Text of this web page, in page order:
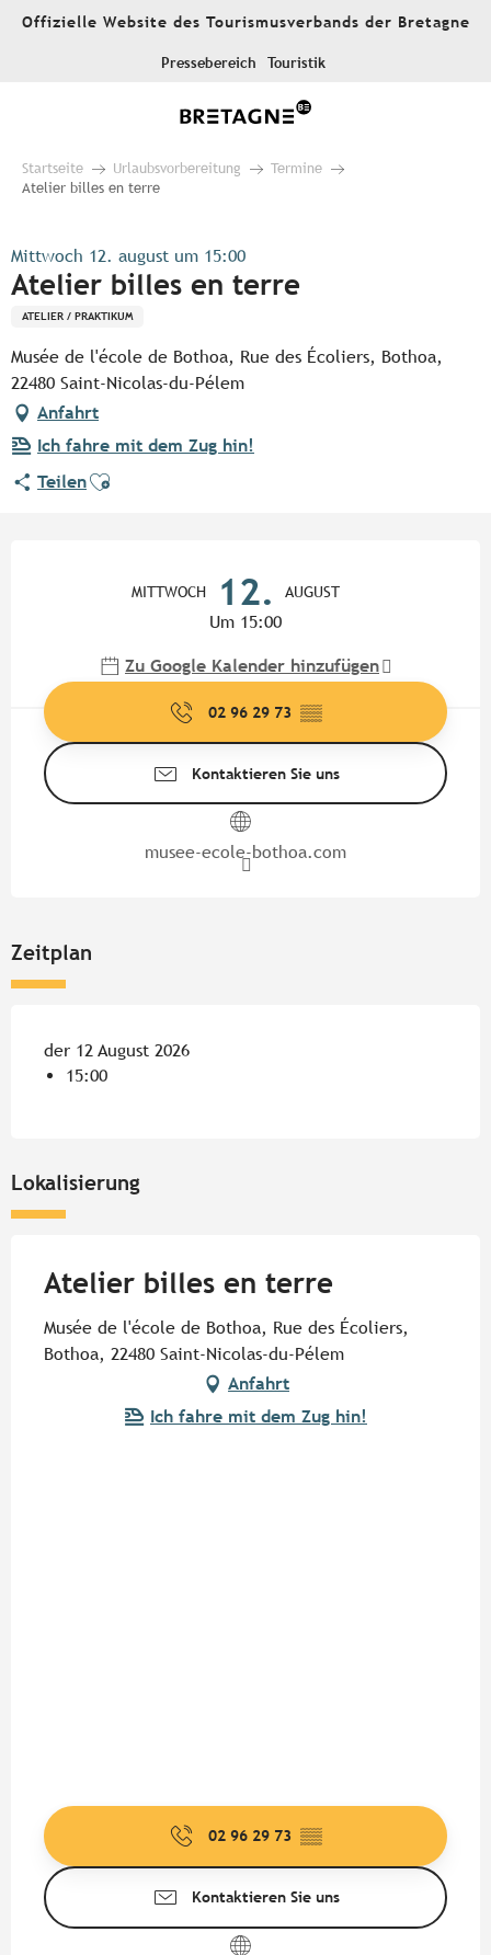
AllerOffizielle Website des Tourismusverbands der Bretagne
Pressebereich Touristik
Startseite Urlaubsvorbereitung
Termine
Atelier billes en terre
Mittwoch 12. august um 15:00
Atelier billes en terre
ATELIER / PRAKTIKUM
Musée de l'école de Bothoa, Rue des Écoliers, Bothoa,
22480 Saint-Nicolas-du-Pélem
Anfahrt
Ich fahre mit dem Zug hin!
TeilenAjouter aux favoris
MITTWOCH 12. AUGUST
Um 15:00
Zu Google Kalender hinzufügen
02 96 29 73 ▒▒
Kontaktieren Sie uns
musee-ecole-bothoa.com
Zeitplan
der 12 August 2026
15:00
Lokalisierung
Atelier billes en terre
Musée de l'école de Bothoa, Rue des Écoliers,
Bothoa, 22480 Saint-Nicolas-du-Pélem
Anfahrt
Ich fahre mit dem Zug hin!
02 96 29 73 ▒▒
Kontaktieren Sie uns